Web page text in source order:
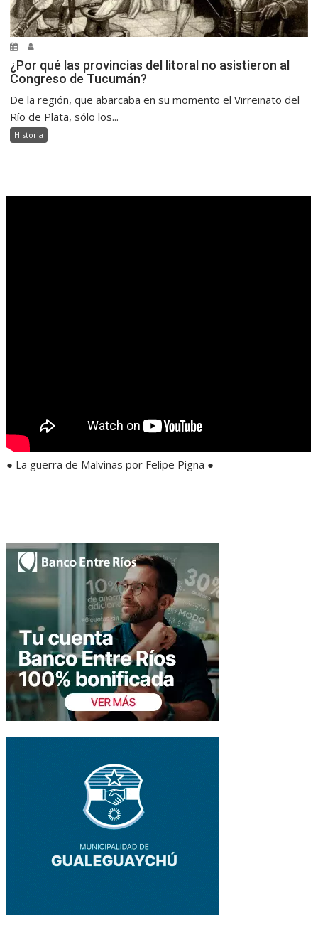
¿Por qué las provincias del litoral no asistieron al
Congreso de Tucumán?
De la región, que abarcaba en su momento el Virreinato del
Río de Plata, sólo los...
Historia
● La guerra de Malvinas por Felipe Pigna ●